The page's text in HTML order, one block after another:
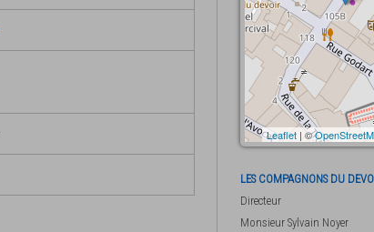
Leaflet | ©
LES COMPAGNONS DU
Directeur
Monsieur Sylvain Noyer